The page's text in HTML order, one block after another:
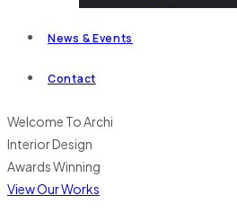
News & Events
Contact
Welcome To Archi
Interior Design
Awards Winning
View Our Works